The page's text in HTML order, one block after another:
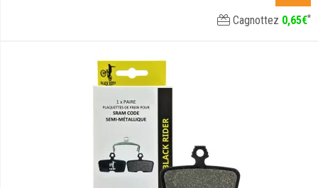
Cagnottez 0,65€*